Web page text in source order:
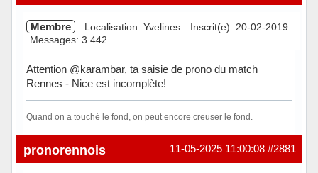
Membre Localisation: Yvelines
Inscrit(e): 20-02-2019
Messages: 3 442
Attention @karambar, ta saisie de prono du match
Rennes - Nice est incomplète!
Quand on a touché le fond, on peut encore creuser le fond.
Hors ligne #2881
11-05-2025 11:00:08
pronorennois